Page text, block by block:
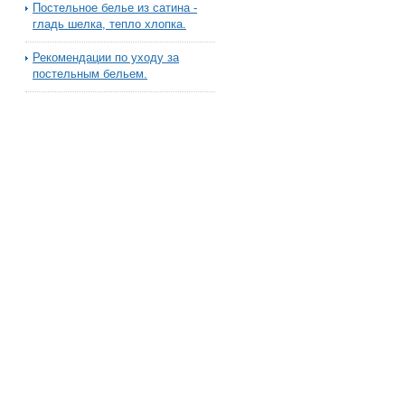
Постельное белье из сатина -
гладь шелка, тепло хлопка.
Рекомендации по уходу за
постельным бельем.